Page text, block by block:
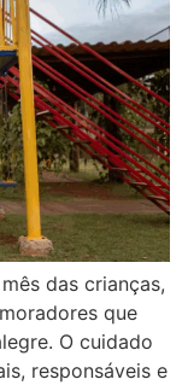
das crianças,
que
O cuidado
responsáveis e